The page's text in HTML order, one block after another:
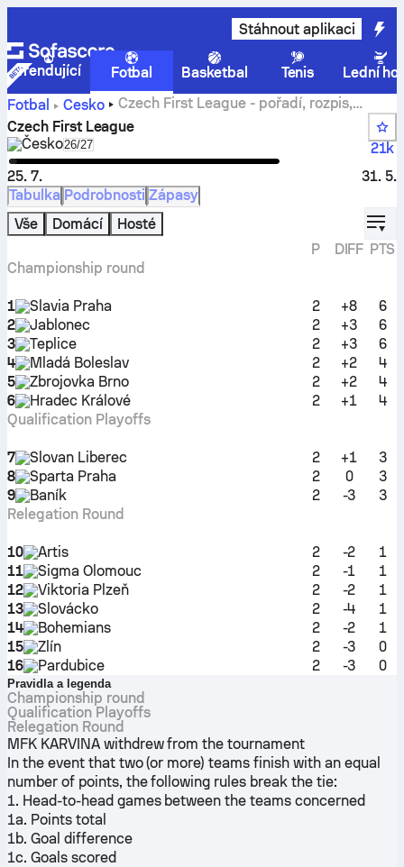
Stáhnout aplikaci
Trendující Fotbal Basketbal Tenis
Lední
Fotbal
Česko
Czech First League - pořadí, rozpis,
výsledky a statistiky
Czech First League
ČeskoSelect season in unique tournament header
26/27
21k
25. 7.
31. 5.
Tabulka Podrobnosti Zápasy
Vše
Domácí Hosté
P
DIFF PTS
Championship round
1 Slavia Praha 2 +8
6
2
Jablonec 2 +3
6
3
Teplice 2 +3
6
4
Mladá Boleslav 2 +2
4
5
Zbrojovka Brno 2 +2
4
6
Hradec Králové 2 +1
4
Qualification Playoffs
7 Slovan Liberec 2 +1
3
8
Sparta Praha 2 0
3
9
Baník 2 -3
3
Relegation Round
10 Artis 2 -2
1
11
Sigma Olomouc 2 -1
1
12
Viktoria Plzeň 2 -2
1
13
Slovácko 2 -4
1
14
Bohemians 2 -2
1
15
Zlín 2 -3
0
16
Pardubice 2 -3 0
Pravidla a legenda
Championship round
Qualification Playoffs
Relegation Round
MFK KARVINA withdrew from the tournament
In the event that two (or more) teams finish with an equal
number of points, the following rules break the tie:
1. Head-to-head games between the teams concerned
1a. Points total
1b. Goal difference
1c. Goals scored